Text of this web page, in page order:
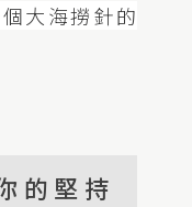
大海撈針的
的堅持